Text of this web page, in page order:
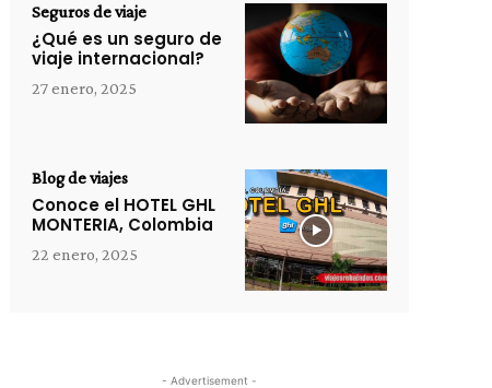
Seguros de viaje
¿Qué es un seguro de
viaje internacional?
27 enero, 2025
Blog de viajes
Conoce el HOTEL GHL
MONTERIA, Colombia
22 enero, 2025
- Advertisement -